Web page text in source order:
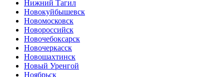
Нижний Тагил
Новокуйбышевск
Новомосковск
Новороссийск
Новочебоксарск
Новочеркасск
Новошахтинск
Новый Уренгой
Ноябрьск